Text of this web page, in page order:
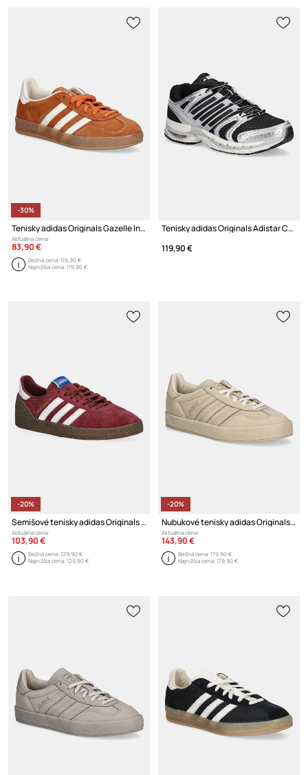
-30%
Tenisky adidas Originals Gazelle Indoor
Aktuálna cena:
83,90 €
Bežná cena:119,90 €
Najnižšia cena:119,90 €
Tenisky adidas Originals Adistar Control 5
119,90 €
-20%
Semišové tenisky adidas Originals Montreal 76
Aktuálna cena:
103,90 €
Bežná cena:129,90 €
Najnižšia cena:129,90 €
-20%
Nubukové tenisky adidas Originals Gazelle Indoor Lux
Aktuálna cena:
143,90 €
Bežná cena:179,90 €
Najnižšia cena:179,90 €